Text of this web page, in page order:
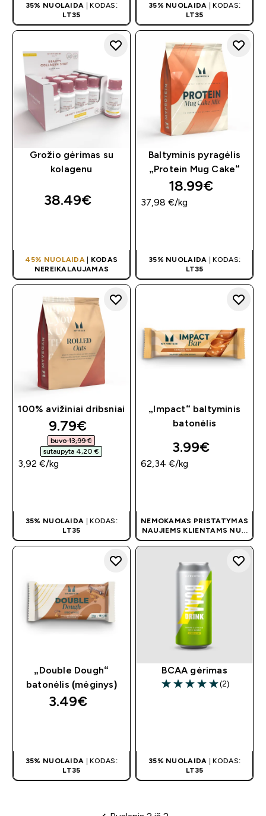
35% NUOLAIDA | KODAS:
LT35
35% NUOLAIDA | KODAS:
LT35
Grožio gėrimas su
kolagenu
38.49€‎
45% NUOLAIDA | KODAS
NEREIKALAUJAMAS
Baltyminis pyragėlis
„Protein Mug Cake“
18.99€‎
37,98 €‎/kg
35% NUOLAIDA | KODAS:
LT35
100% avižiniai dribsniai
discounted price
9.79€‎
buvo 13,99 €‎
sutaupyta 4,20 €‎
3,92 €‎/kg
35% NUOLAIDA | KODAS:
LT35
„Impact“ baltyminis
batonėlis
3.99€‎
62,34 €‎/kg
NEMOKAMAS PRISTATYMAS
NAUJIEMS KLIENTAMS NUO
40 €| AKCIJA TAIKOMA
„Double Dough“
batonėlis (mėginys)
3.49€‎
35% NUOLAIDA | KODAS:
LT35
BCAA gėrimas
5 out of 5 stars
(2)
35% NUOLAIDA | KODAS:
LT35